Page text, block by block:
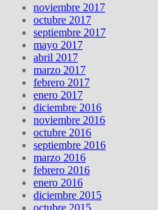
noviembre 2017
octubre 2017
septiembre 2017
mayo 2017
abril 2017
marzo 2017
febrero 2017
enero 2017
diciembre 2016
noviembre 2016
octubre 2016
septiembre 2016
marzo 2016
febrero 2016
enero 2016
diciembre 2015